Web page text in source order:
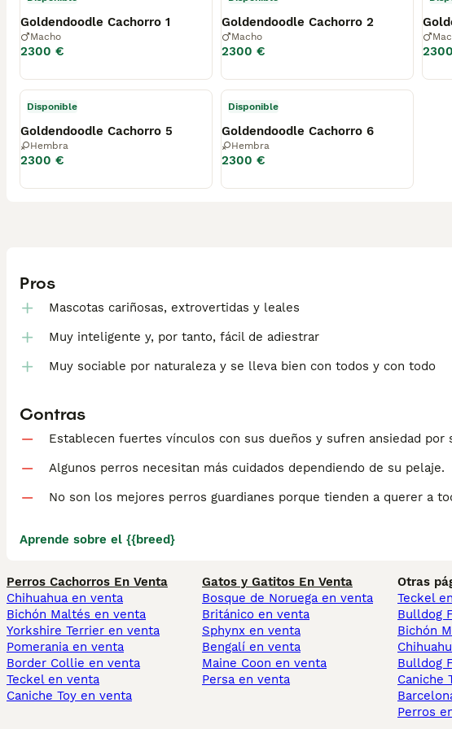
Goldendoodle Cachorro 1
Macho
2300 €
Goldendoodle Cachorro 2
Macho
2300 €
Disponible
Goldendoodle Cachorro 5
Hembra
2300 €
Disponible
Goldendoodle Cachorro 6
Hembra
2300 €
Pros
Mascotas cariñosas, extrovertidas y leales
Muy inteligente y, por tanto, fácil de adiestrar
Muy sociable por naturaleza y se lleva bien con todos y con todo
Contras
Establecen fuertes vínculos con sus dueños y sufren ansiedad por
Algunos perros necesitan más cuidados dependiendo de su pelaje.
No son los mejores perros guardianes porque tienden a querer a
Aprende sobre el {{breed}
Perros Cachorros En Venta
Chihuahua en venta
Bichón Maltés en venta
Yorkshire Terrier en venta
Pomerania en venta
Border Collie en venta
Teckel en venta
Caniche Toy en venta
Gatos y Gatitos En Venta
Bosque de Noruega en venta
Británico en venta
Sphynx en venta
Bengalí en venta
Maine Coon en venta
Persa en venta
Otras
Teckel
Bulldog
Bichón
Bulldog
Caniche
Perros